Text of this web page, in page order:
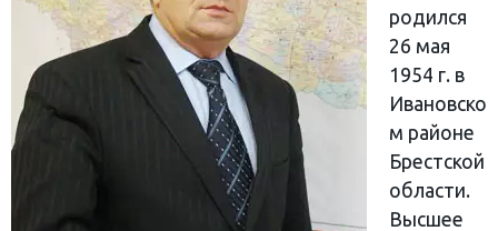
родился
26 мая
1954 г. в
Ивановско
м районе
Брестской
области.
Высшее